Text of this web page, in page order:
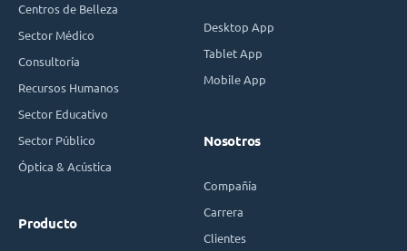
Centros de Belleza
Sector Médico
Consultoría
Recursos Humanos
Sector Educativo
Sector Público
Óptica & Acústica
Producto
Desktop App
Tablet App
Mobile App
Nosotros
Compañía
Carrera
Clientes